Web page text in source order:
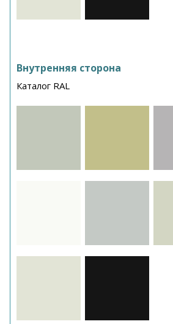
Внутренняя сторона
Каталог RAL